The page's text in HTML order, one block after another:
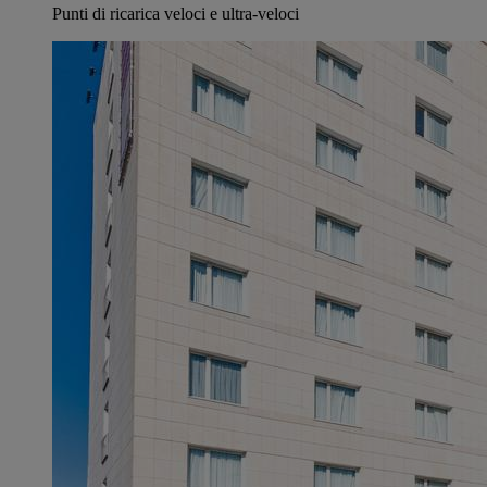
Punti di ricarica veloci e ultra-veloci